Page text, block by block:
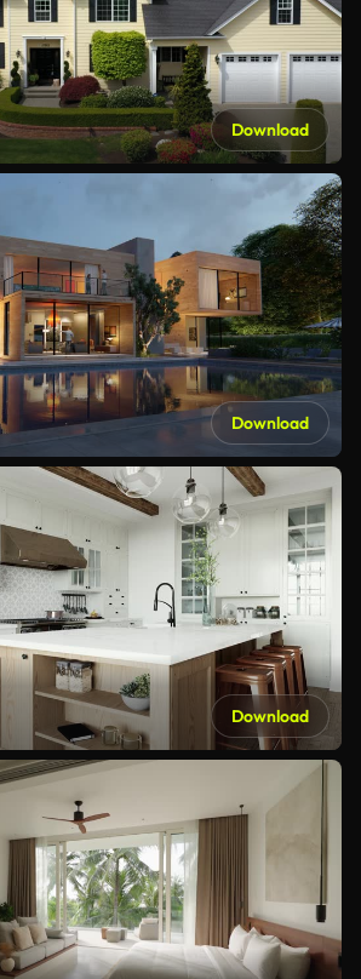
Download
Download
Download